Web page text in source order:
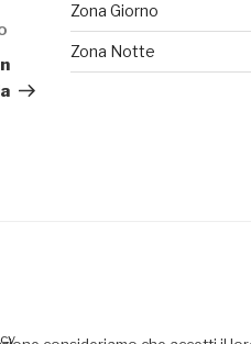
Articolo
successivo
Zona Giorno
Zona Notte